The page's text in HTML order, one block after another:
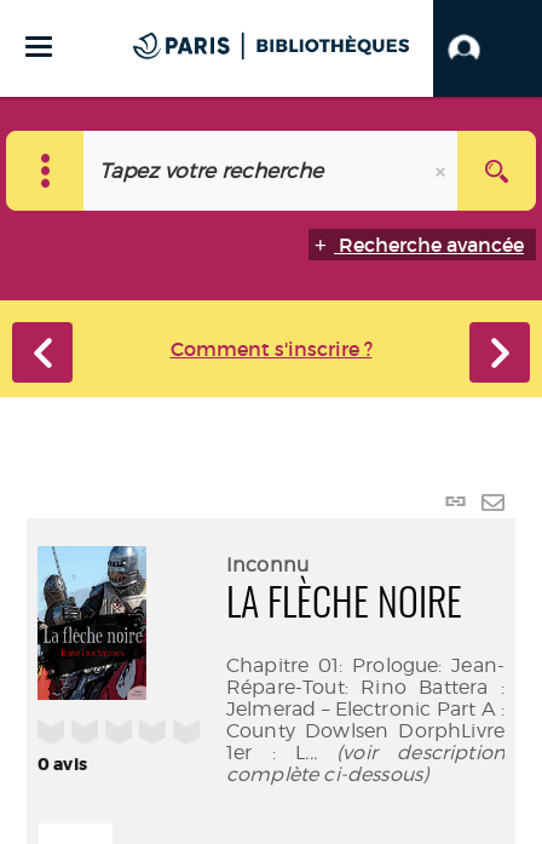
Recherche avancée
Comment s'inscrire ?
Lien
0avis
Inconnu
LA FLÈCHE NOIRE
Chapitre 01: Prologue: Jean-
Répare-Tout: Rino Battera :
Jelmerad – Electronic Part A :
County Dowlsen DorphLivre
1er : L... (voir description
complète ci-dessous)